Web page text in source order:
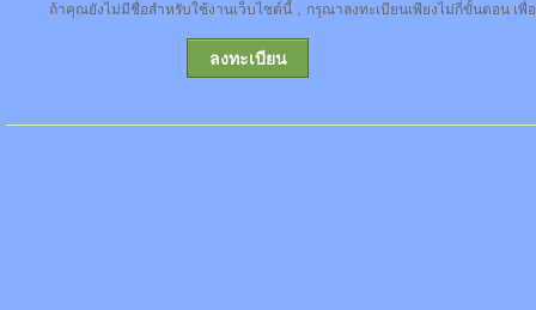
ถ้าคุณยังไม่มีชื่อสำหรับใช้งานเว็บไซต์นี้，กรุณาลงทะเบียนเพียงไม่กี่ขั้นตอน เพื่
ลงทะเบียน